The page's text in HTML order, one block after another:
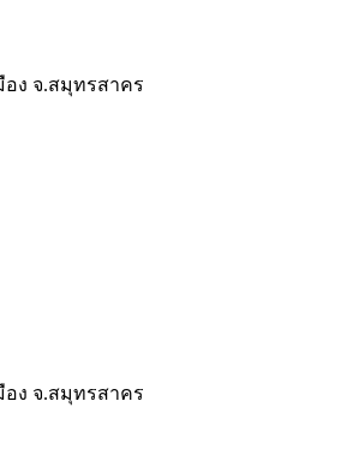
อง จ.สมุทรสาคร
อง จ.สมุทรสาคร